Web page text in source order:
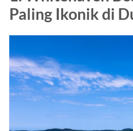
Paling Ikonik di